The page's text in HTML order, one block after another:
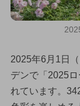
2025年6月1日
デンで「2025
れています。